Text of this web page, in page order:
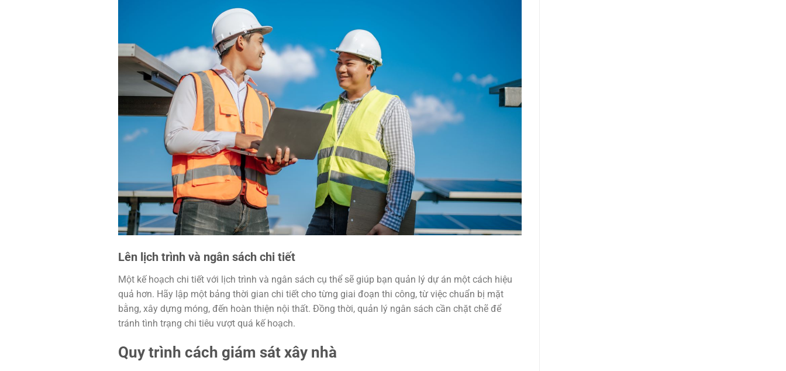
Lên lịch trình và ngân sách chi tiết
Một kế hoạch chi tiết với lịch trình và ngân sách cụ thể sẽ giúp bạn quản lý dự án một cách hiệu
quả hơn. Hãy lập một bảng thời gian chi tiết cho từng giai đoạn thi công, từ việc chuẩn bị mặt
bằng, xây dựng móng, đến hoàn thiện nội thất. Đồng thời, quản lý ngân sách cần chặt chẽ để
tránh tình trạng chi tiêu vượt quá kế hoạch.
Quy trình cách giám sát xây nhà